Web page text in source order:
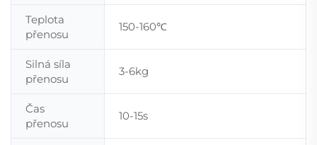
Teplota
přenosu
150-160℃
Silná síla
přenosu
3-6kg
Čas
přenosu
10-15s